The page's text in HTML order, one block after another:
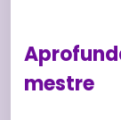
mestre